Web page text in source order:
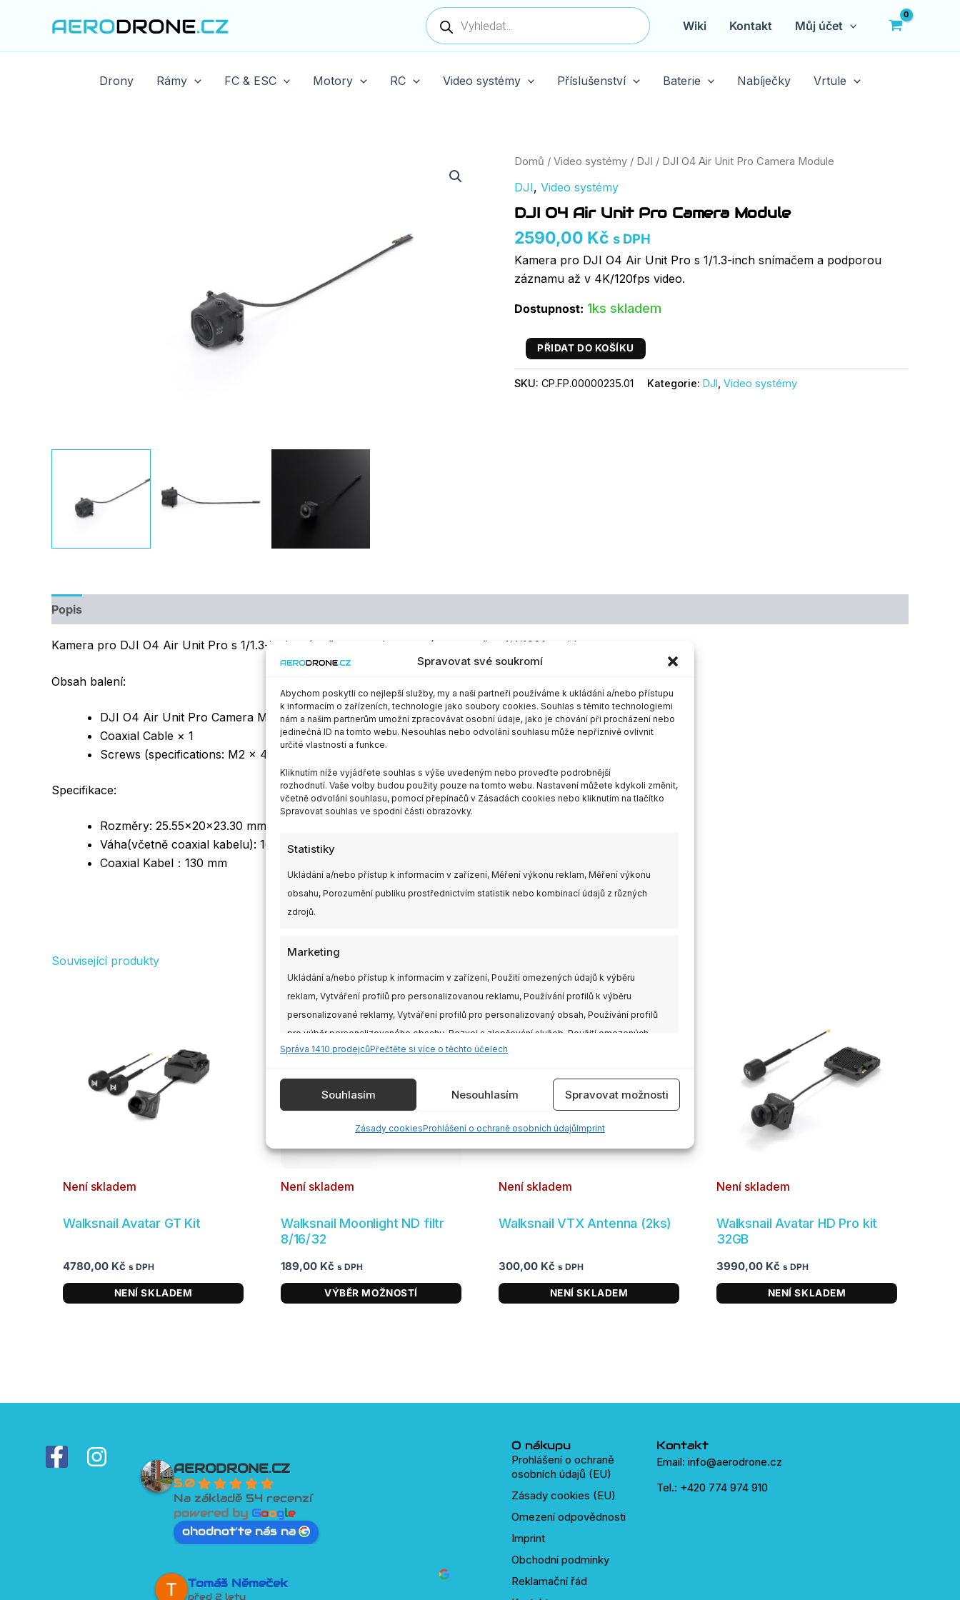
Spravovat své soukromí
Abychom poskytli co nejlepší služby, my a naši partneři používáme k ukládání a/nebo přístupu
k informacím o zařízeních, technologie jako soubory cookies. Souhlas s těmito technologiemi
nám a našim partnerům umožní zpracovávat osobní údaje, jako je chování při procházení nebo
jedinečná ID na tomto webu. Nesouhlas nebo odvolání souhlasu může nepříznivě ovlivnit
určité vlastnosti a funkce.
Kliknutím níže vyjádřete souhlas s výše uvedeným nebo proveďte podrobnější
rozhodnutí. Vaše volby budou použity pouze na tomto webu. Nastavení můžete kdykoli změnit,
včetně odvolání souhlasu, pomocí přepínačů v Zásadách cookies nebo kliknutím na tlačítko
Spravovat souhlas ve spodní části obrazovky.
Statistiky
Ukládání a/nebo přístup k informacím v zařízení, Měření výkonu reklam, Měření výkonu
obsahu, Porozumění publiku prostřednictvím statistik nebo kombinací údajů z různých
zdrojů.
Marketing
Ukládání a/nebo přístup k informacím v zařízení, Použití omezených údajů k výběru
reklam, Vytváření profilů pro personalizovanou reklamu, Používání profilů k výběru
personalizované reklamy, Vytváření profilů pro personalizovaný obsah, Používání profilů
pro výběr personalizovaného obsahu, Rozvoj a zlepšování služeb, Použití omezených
údajů k výběru obsahu.
Funkce Vždy aktivní
zařízení, Identifikace zařízení na základě automaticky přenášených informací.
odstraňování chyb, Poskytování a zobrazování reklamy a
Správa 1410 prodejcůPřečtěte si více o těchto účelech
Souhlasím Nesouhlasím Spravovat možnosti
Zásady cookiesProhlášení o ochraně osobních údajůImprint
Products
search
Wiki Kontakt Můj účet
Drony Rámy FC & ESC Motory RC Video systémy Příslušenství Baterie Nabíječky Vrtule
Domů / Video systémy / DJI / DJI O4 Air Unit Pro Camera Module
DJI, Video systémy
DJI O4 Air Unit Pro Camera Module
2590,00 Kč s DPH
Kamera pro DJI O4 Air Unit Pro s 1/1.3-inch snímačem a podporou
záznamu až v 4K/120fps video.
Dostupnost: 1ks skladem
DJI
Air
Pro
Camera
Module
množství
PŘIDAT DO KOŠÍKU
SKU: CP.FP.00000235.01 Kategorie: DJI, Video systémy
Popis
Kamera pro DJI O4 Air Unit Pro s 1/1.3-inch snímačem a podporou záznamu až v 4K/120fps video.
Obsah balení:
DJI O4 Air Unit Pro Camera Module × 1
Coaxial Cable × 1
Screws (specifications: M2 × 4) × 4
Specifikace:
Rozměry: 25.55×20×23.30 mm (L×W×H)
Váha(včetně coaxial kabelu): 16.4 g
Coaxial Kabel：130 mm
Související produkty
Není skladem
Walksnail Avatar GT Kit
4780,00 Kč s DPH
NENÍ SKLADEM
Není skladem
Walksnail Moonlight ND filtr
8/16/32
189,00 Kč s DPH
VÝBĚR MOŽNOSTÍ
Tento
produkt
má
variant.
Možnosti
vybrat
stránce
Není skladem
Walksnail VTX Antenna (2ks)
300,00 Kč s DPH
NENÍ SKLADEM
Není skladem
Walksnail Avatar HD Pro kit
32GB
3990,00 Kč s DPH
NENÍ SKLADEM
F
I
AERODRONE.CZ
5.0
Na základě 54 recenzí
powered by Google
ohodnoťte nás na
Tomáš Němeček David Tesař
O nákupu
Prohlášení o ochraně
osobních údajů (EU)
Zásady cookies (EU)
Omezení odpovědnosti
Imprint
Obchodní podmínky
Reklamační řád
Kontakt
Email: info@aerodrone.cz
Tel.: +420 774 974 910